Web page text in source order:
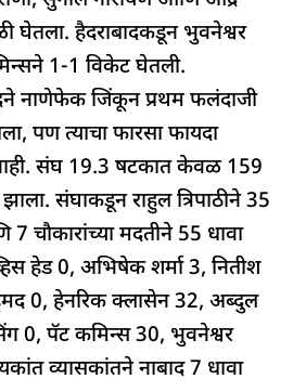
घेतला. हैदराबादकडून भुवनेश्वर
1-1 विकेट घेतली.
नाणेफेक जिंकून प्रथम फलंदाजी
पण त्याचा फारसा फायदा
संघ 19.3 षटकात केवळ 159
संघाकडून राहुल त्रिपाठीने 35
चौकारांच्या मदतीने 55 धावा
हेड 0, अभिषेक शर्मा 3, नितीश
0, हेनरिक क्लासेन 32, अब्दुल
0, पॅट कमिन्स 30, भुवनेश्वर
व्यासकांतने नाबाद 7 धावा